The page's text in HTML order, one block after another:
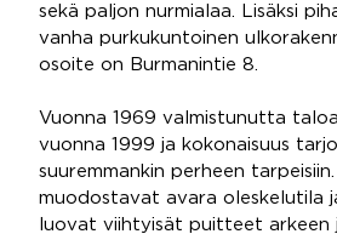
sekä paljon nurmialaa. Lisäksi
vanha purkukuntoinen
osoite on Burmanintie 8.
Vuonna 1969 valmistunutta
vuonna 1999 ja kokonaisuus
suuremmankin perheen
muodostavat avara oleskelutila
luovat viihtyisät puitteet arkeen